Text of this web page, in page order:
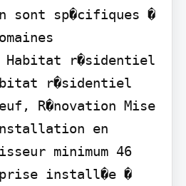
sp�cifiques �
Habitat r�sidentiel
r�sidentiel
R�novation Mise
en
minimum 46
prise install�e �